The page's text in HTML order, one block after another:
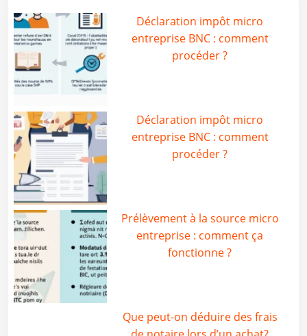
Déclaration impôt micro
entreprise BNC : comment
procéder ?
Déclaration impôt micro
entreprise BNC : comment
procéder ?
Prélèvement à la source micro
entreprise : comment ça
fonctionne ?
Que peut-on déduire des frais